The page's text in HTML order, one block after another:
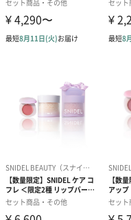
花のアロマで癒される
本を開くように開けると
入浴料が詰まっています
エレガントなデザインが
うことができるので、プ
ます。おしゃれなバスギ
商品詳細情報